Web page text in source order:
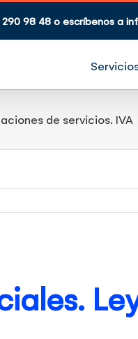
98 48 o escríbenos a
de servicios. IVA